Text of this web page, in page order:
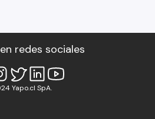
redes sociales
Yapo.cl SpA.